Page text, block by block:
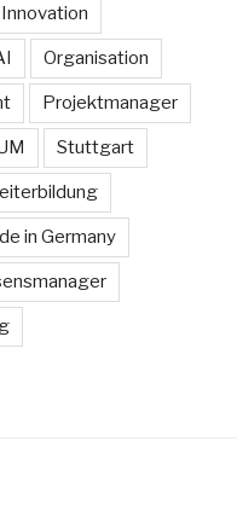
Organisation
Projektmanager
Stuttgart
in Germany